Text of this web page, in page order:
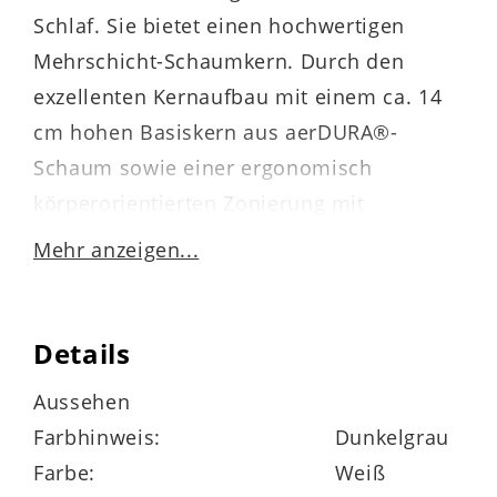
Schlaf. Sie bietet einen hochwertigen
Mehrschicht-Schaumkern. Durch den
exzellenten Kernaufbau mit einem ca. 14
cm hohen Basiskern aus aerDURA®-
Schaum sowie einer ergonomisch
körperorientierten Zonierung mit
entlastender Schulter- und
Körperunterstützung und hohe
Mehr anzeigen...
Details
Aussehen
Farbhinweis:
Dunkelgrau
Farbe:
Weiß